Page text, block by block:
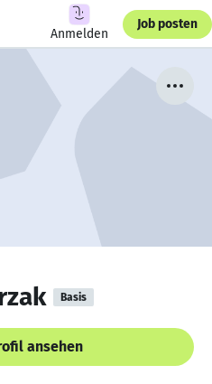
Anmelden
Job posten
Basis
ansehen